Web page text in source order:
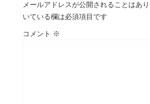
メールアドレスが公開されることはあり
いている欄は必須項目です
コメント ※